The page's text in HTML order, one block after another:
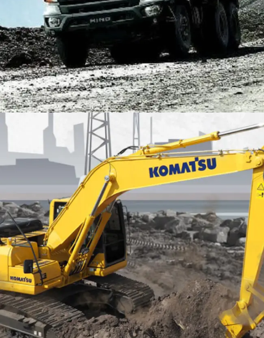
Find Out More
EXCAVATOR TOOLS
KOMATSU PC200-10M0 CE
Find Out More